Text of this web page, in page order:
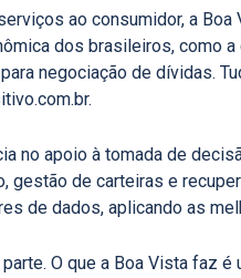
ao consumidor, a
dos brasileiros, como
negociação de dívidas.
no apoio à tomada de
gestão de carteiras e
de dados, aplicando as
O que a Boa Vista faz